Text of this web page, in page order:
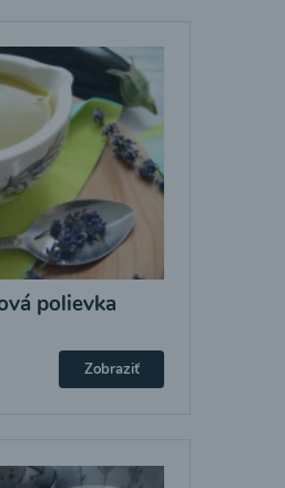
polievka
Zobraziť